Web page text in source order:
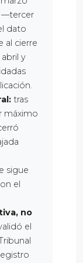
—tercer
dato
al cierre
y
tras
máximo
sigue
el
no
el